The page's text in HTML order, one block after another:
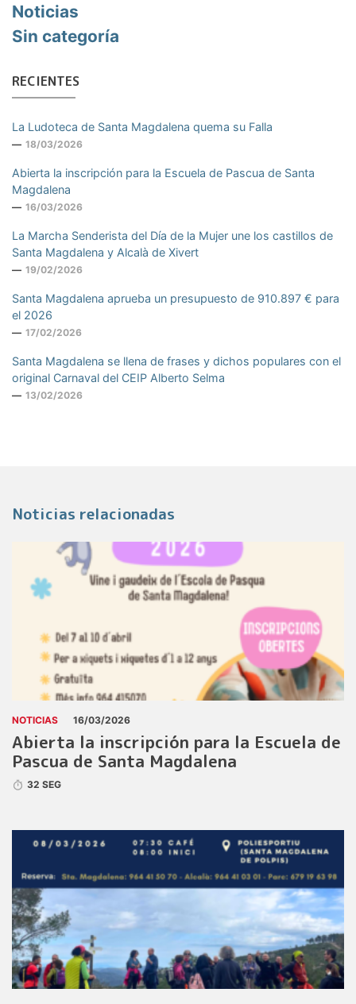
Noticias
Sin categoría
RECIENTES
La Ludoteca de Santa Magdalena quema su Falla
18/03/2026
Abierta la inscripción para la Escuela de Pascua de Santa
Magdalena
16/03/2026
La Marcha Senderista del Día de la Mujer une los castillos de
Santa Magdalena y Alcalà de Xivert
19/02/2026
Santa Magdalena aprueba un presupuesto de 910.897 € para
el 2026
17/02/2026
Santa Magdalena se llena de frases y dichos populares con el
original Carnaval del CEIP Alberto Selma
13/02/2026
Noticias relacionadas
NOTICIAS 16/03/2026
Abierta la inscripción para la Escuela de
Pascua de Santa Magdalena
32 SEG